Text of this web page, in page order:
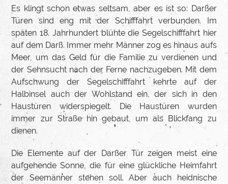
Es klingt schon etwas seltsam, aber es ist so: Darßer
Türen sind eng mit der Schifffahrt verbunden. Im
späten 18. Jahrhundert blühte die Segelschifffahrt hier
auf dem Darß. Immer mehr Männer zog es hinaus aufs
Meer, um das Geld für die Familie zu verdienen und
der Sehnsucht nach der Ferne nachzugeben. Mit dem
Aufschwung der Segelschifffahrt kehrte auf der
Halbinsel auch der Wohlstand ein, der sich in den
Haustüren widerspiegelt. Die Haustüren wurden
immer zur Straße hin gebaut, um als Blickfang zu
dienen.
Die Elemente auf der Darßer Tür zeigen meist eine
aufgehende Sonne, die für eine glückliche Heimfahrt
der Seemänner stehen soll. Aber auch heidnische